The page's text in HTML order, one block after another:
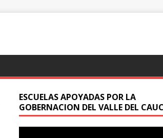
ESCUELAS APOYADAS POR LA
GOBERNACION DEL VALLE DEL